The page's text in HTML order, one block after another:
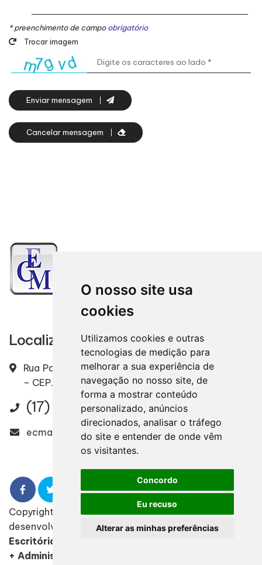
O nosso site usa
cookies
Utilizamos cookies e outras
tecnologias de medição para
melhorar a sua experiência de
navegação no nosso site, de
forma a mostrar conteúdo
personalizado, anúncios
direcionados, analisar o tráfego
do site e entender de onde vêm
os visitantes.
Concordo
Eu recuso
Alterar as minhas preferências
* preenchimento de campoobrigatório
Trocar imagem
Enviar mensagem
Cancelar mensagem
Localização
Rua Padre Ernesto, 2328 – Centro – Mirassol / SP
– CEP. 15130-000
(17) 3243-7020
ecmazocato@ecmazocato.com.br
Copyright 2022 - 2026
Design e
desenvolvimento
Escritório Contábil Mazocato
+ Administrador